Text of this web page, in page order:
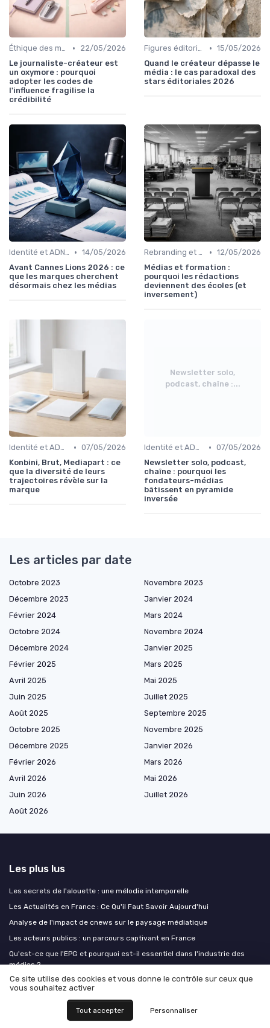
Éthique des médias •
22/05/2026
Le journaliste-créateur est
un oxymore : pourquoi
adopter les codes de
l'influence fragilise la
crédibilité
Figures éditoriales • 15/05/2026
Quand le créateur dépasse le
média : le cas paradoxal des
stars éditoriales 2026
Identité et ADN de marque • 14/05/2026
Avant Cannes Lions 2026 : ce
que les marques cherchent
désormais chez les médias
Rebranding et pivots • 12/05/2026
Médias et formation :
pourquoi les rédactions
deviennent des écoles (et
inversement)
Identité et ADN de marque • 07/05/2026
Konbini, Brut, Mediapart : ce
que la diversité de leurs
trajectoires révèle sur la
marque
Newsletter solo,
podcast, chaîne :...
Identité et ADN de marque • 07/05/2026
Newsletter solo, podcast,
chaîne : pourquoi les
fondateurs-médias
bâtissent en pyramide
inversée
Les articles par date
Octobre 2023
Novembre 2023
Décembre 2023
Janvier 2024
Février 2024
Mars 2024
Octobre 2024
Novembre 2024
Décembre 2024
Janvier 2025
Février 2025
Mars 2025
Avril 2025
Mai 2025
Juin 2025
Juillet 2025
Août 2025
Septembre 2025
Octobre 2025
Novembre 2025
Décembre 2025
Janvier 2026
Février 2026
Mars 2026
Avril 2026
Mai 2026
Juin 2026
Juillet 2026
Août 2026
Les plus lus
Les secrets de l'alouette : une mélodie intemporelle
Les Actualités en France : Ce Qu'il Faut Savoir Aujourd'hui
Analyse de l'impact de cnews sur le paysage médiatique
Les acteurs publics : un parcours captivant en France
Qu'est-ce que l'EPG et pourquoi est-il essentiel dans l'industrie des
médias ?
Comment piloter un V4 pipeline en cours pour réussir un rebranding de
Ce site utilise des cookies et vous donne le contrôle sur ceux que
vous souhaitez activer
Tout accepter Personnaliser